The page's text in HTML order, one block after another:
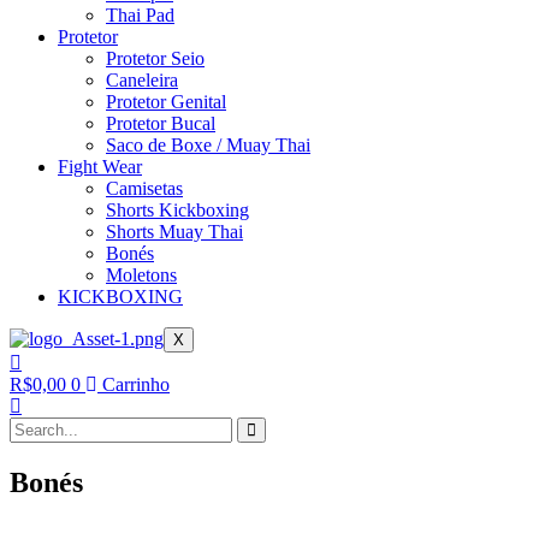
Thai Pad
Protetor
Protetor Seio
Caneleira
Protetor Genital
Protetor Bucal
Saco de Boxe / Muay Thai
Fight Wear
Camisetas
Shorts Kickboxing
Shorts Muay Thai
Bonés
Moletons
KICKBOXING
X
R$0,00 0 Carrinho
Bonés